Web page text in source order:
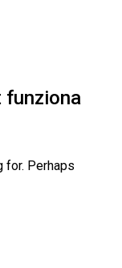
funziona
for. Perhaps